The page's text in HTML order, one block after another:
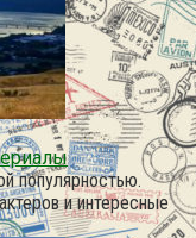
популярностью.
и интересные